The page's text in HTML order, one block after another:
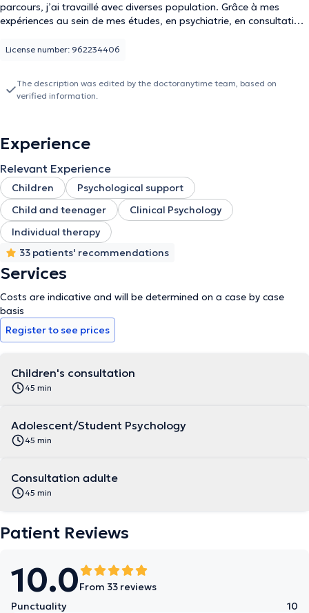
parcours, j’ai travaillé avec diverses population. Grâce à mes
expériences au sein de mes études, en psychiatrie, en consultation
adolescents et adultes ayant divers symptômes.Je m’adapte à la
propose des consultations individuelles ou en famille pour diverses
situations. J’accueille les enfants, adolescents et adultes ayant
soutenir tout en respectant le secret professionnel. N’hésitez pas à
aile klinik psikoloğu (UCL). Çocuk ve ergen istismarları konusunda
eğitim aldim. Kariyerim boyunca çeşitli danışanlarla çalıştım. Eğitimim
sırasında, psikiyatride ve bir tıp merkezinde danışman olarak
edindiğim deneyimler sayesinde, çeşitli semptomları olan ergenler ve
yetişkinlerle çalışabildim. Psikanalitik ve sistemik bilgilere
dayanarak hastanın ihtiyaçlarına ve isteklerine uyum
sağlıyorum.Çeşitli durumlar için bireysel veya aile danışmanlığı
sunuyorum. Duygularını ifade edebilecekleri şefkatli bir alana ihtiyaç
duyan çocukları, gençleri, ve yetişkinleri kabul ediyorum. Mesleki
gizliliğe saygı göstererek sizi dinlemeye, eşlik etmeye ve
desteklemeye hazırım. Daha fazla bilgi için lütfen benimle iletişime
geçmekten çekinmeyin.
License number: 962234406
The description was edited by the doctoranytime team, based on
verified information.
Experience
Relevant Experience
Children
Psychological support
Child and teenager
Clinical Psychology
Individual therapy
33 patients' recommendations
Services
Costs are indicative and will be determined on a case by case
basis
Register to see prices
Children's consultation
45 min
Adolescent/Student Psychology
45 min
Consultation adulte
45 min
Patient Reviews
10.0From 33 reviews
Punctuality
10